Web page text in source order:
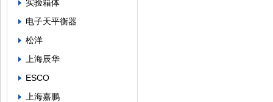
实验箱体
电子天平衡器
松洋
上海辰华
ESCO
上海嘉鹏